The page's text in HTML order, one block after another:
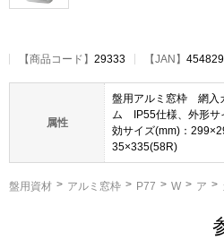
【商品コード】 29333 【JAN】
属性
盤用アルミ窓枠 網入
ム IP55仕様、外形サ
効サイズ(mm)：
35×335(58R)
盤用資材 アルミ窓枠 P77 W ア